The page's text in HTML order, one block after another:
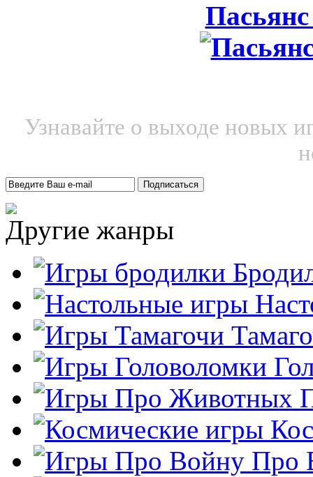
Узнавайте о выходе новых
Другие жанры
Про